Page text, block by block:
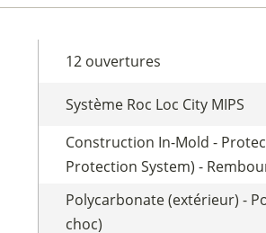
12 ouvertures
Système Roc Loc City MIPS
Construction In-Mold -
Protection System) -
Polycarbonate (extérieur) -
choc)